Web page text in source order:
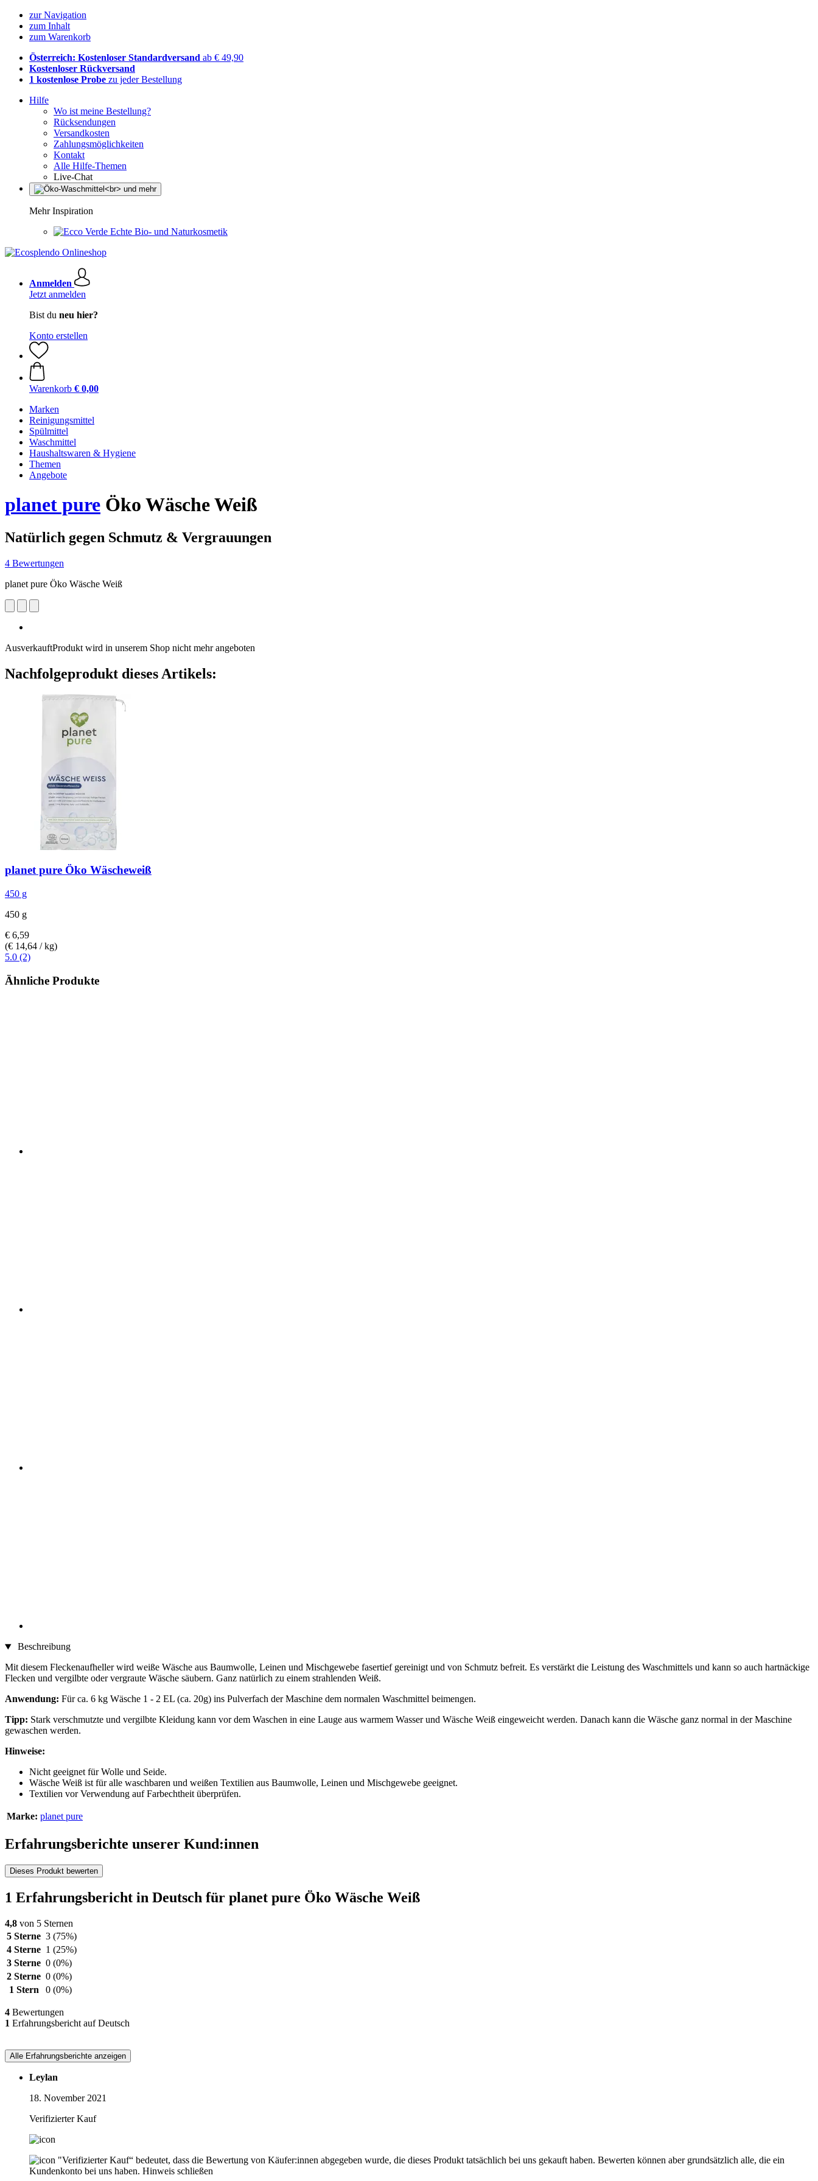
zur Navigation
zum Inhalt
zum Warenkorb
Österreich: Kostenloser Standardversand ab € 49,90
Kostenloser Rückversand
1 kostenlose Probe zu jeder Bestellung
Hilfe
Wo ist meine Bestellung?
Rücksendungen
Versandkosten
Zahlungsmöglichkeiten
Kontakt
Alle Hilfe-Themen
Live-Chat
Mehr Inspiration
Echte Bio- und Naturkosmetik
Anmelden
Jetzt anmelden
Bist du neu hier?
Konto erstellen
Warenkorb € 0,00
Marken
Reinigungsmittel
Spülmittel
Waschmittel
Haushaltswaren & Hygiene
Themen
Angebote
planet pure Öko Wäsche Weiß
Natürlich gegen Schmutz & Vergrauungen
4 Bewertungen
planet pure Öko Wäsche Weiß
AusverkauftProdukt wird in unserem Shop nicht mehr angeboten
Nachfolgeprodukt dieses Artikels:
planet pure Öko Wäscheweiß
450 g
450 g
€ 6,59
(€ 14,64 / kg)
5.0 (2)
Ähnliche Produkte
Beschreibung
Mit diesem Fleckenaufheller wird weiße Wäsche aus Baumwolle, Leinen und Mischgewebe fasertief gereinigt und von Schmutz befreit. Es verstärkt die Leistung des Waschmittels und kann so auch hartnäckige
Flecken und vergilbte oder vergraute Wäsche säubern. Ganz natürlich zu einem strahlenden Weiß.
Anwendung: Für ca. 6 kg Wäsche 1 - 2 EL (ca. 20g) ins Pulverfach der Maschine dem normalen Waschmittel beimengen.
Tipp: Stark verschmutzte und vergilbte Kleidung kann vor dem Waschen in eine Lauge aus warmem Wasser und Wäsche Weiß eingeweicht werden. Danach kann die Wäsche ganz normal in der Maschine
gewaschen werden.
Hinweise:
Nicht geeignet für Wolle und Seide.
Wäsche Weiß ist für alle waschbaren und weißen Textilien aus Baumwolle, Leinen und Mischgewebe geeignet.
Textilien vor Verwendung auf Farbechtheit überprüfen.
Marke: planet pure
Erfahrungsberichte unserer Kund:innen
Dieses Produkt bewerten
1 Erfahrungsbericht in Deutsch für planet pure Öko Wäsche Weiß
4,8 von 5 Sternen
5 Sterne 3 (75%)
4 Sterne 1 (25%)
3 Sterne 0 (0%)
2 Sterne 0 (0%)
1 Stern
0 (0%)
4 Bewertungen
1 Erfahrungsbericht auf Deutsch
Alle Erfahrungsberichte anzeigen
Leylan
18. November 2021
Verifizierter Kauf
"Verifizierter Kauf“ bedeutet, dass die Bewertung von Käufer:innen abgegeben wurde, die dieses Produkt tatsächlich bei uns gekauft haben. Bewerten können aber grundsätzlich alle, die ein
Kundenkonto bei uns haben. Hinweis schließen